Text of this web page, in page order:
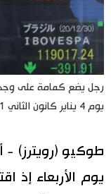
الأقسام
صور
أشخاص
الأكثر تفاعلا
اللغة اليابانية
هو وهي
رجل يضع كمامة على
يوم 4 يناير كانون الثاني 2021. تصوير: كيم كيونج-هون - رويترز
طوكيو (رويترز) -
يوم الأربعاء إذ